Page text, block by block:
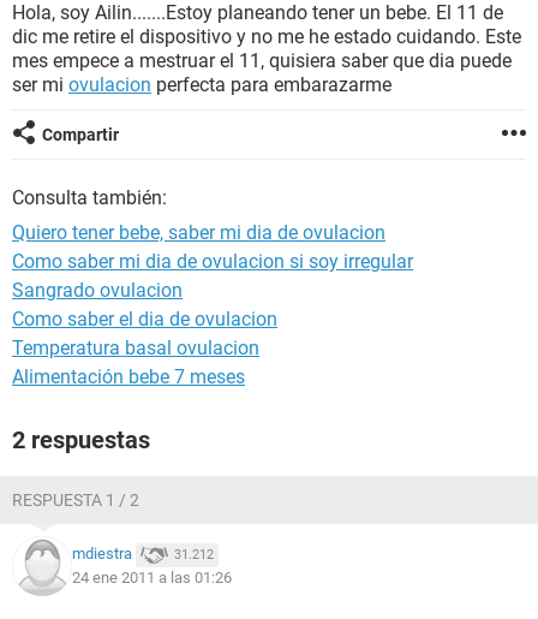
SEXUALIDAD
GLOSARIO
Hola, soy Ailin.......Estoy planeando tener un bebe. El 11 de
dic me retire el dispositivo y no me he estado cuidando. Este
mes empece a mestruar el 11, quisiera saber que dia puede
ser mi ovulacion perfecta para embarazarme
Compartir
Consulta también:
Quiero tener bebe, saber mi dia de ovulacion
Como saber mi dia de ovulacion si soy irregular
Sangrado ovulacion
Como saber el dia de ovulacion
Temperatura basal ovulacion
Alimentación bebe 7 meses
2 respuestas
RESPUESTA 1 / 2
mdiestra 31.212
24 ene 2011 a las 01:26